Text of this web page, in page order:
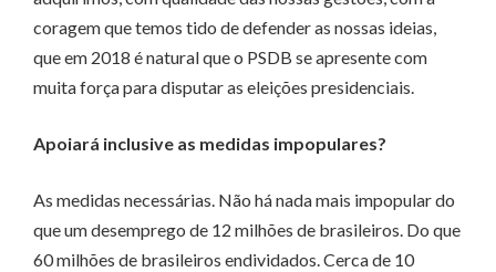
coragem que temos tido de defender as nossas ideias,
que em 2018 é natural que o PSDB se apresente com
muita força para disputar as eleições presidenciais.
Apoiará inclusive as medidas impopulares?
As medidas necessárias. Não há nada mais impopular do
que um desemprego de 12 milhões de brasileiros. Do que
60 milhões de brasileiros endividados. Cerca de 10